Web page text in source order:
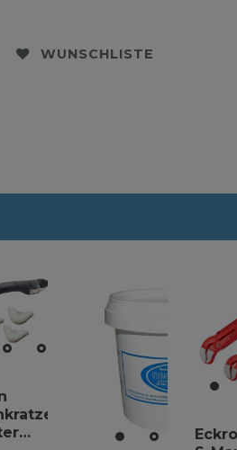
WUNSCHLISTE
Schnellentlüfter